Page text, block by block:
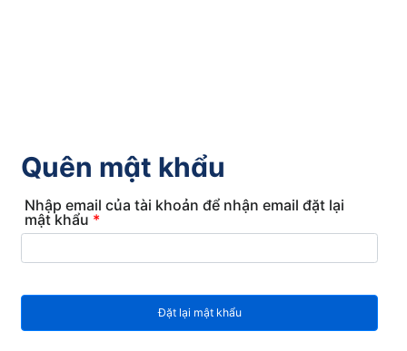
Quên mật khẩu
Nhập email của tài khoản để nhận email đặt lại
mật khẩu *
Đặt lại mật khẩu